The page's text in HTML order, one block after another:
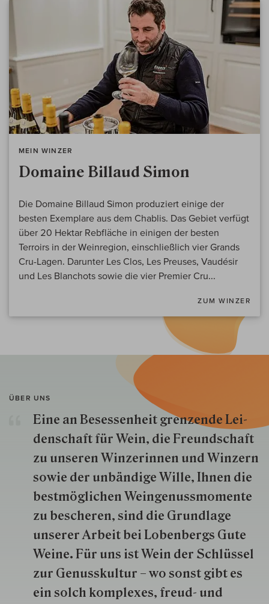
MEIN WINZER
Domaine Billaud Simon
Die Domaine Billaud Simon produziert einige der
besten Exemplare aus dem Chablis. Das Gebiet verfügt
über 20 Hektar Rebfläche in einigen der besten
Terroirs in der Weinregion, einschließlich vier Grands
Cru-Lagen. Darunter Les Clos, Les Preuses, Vaudésir
und Les Blanchots sowie die vier Premier Cru...
ZUM WINZER
ÜBER UNS
Eine an Besessenheit gren­zende Lei­
den­schaft für Wein, die Freund­schaft
zu unseren Win­zer­innen und Win­zern
so­wie der un­bän­dige Wille, Ihnen die
best­mög­lich­en Wein­genuss­momente
zu besche­ren, sind die Grund­lage
unserer Arbeit bei Lobenbergs Gute
Weine. Für uns ist Wein der Schlüs­sel
zur Genuss­kultur – wo sonst gibt es
ein solch kom­plexes, freud- und